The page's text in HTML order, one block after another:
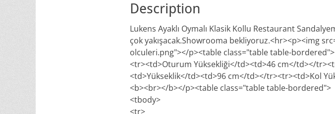
Description
Lukens Ayaklı Oymalı Klasik Kollu Restaurant
çok yakışacak.Showrooma bekliyoruz.<hr><p><img
olculeri.png"></p><table class="table table-
<tr><td>Oturum Yüksekliği</td><td>46 cm</td></
<td>Yükseklik</td><td>96 cm</td></tr><tr><td>Kol
<b><br></b></p><table class="table table-bordered">
<tbody>
<tr>